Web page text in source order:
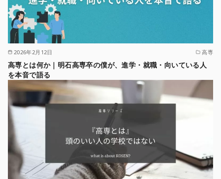
2026年2月12日 高専
高専とは何か｜明石高専卒の僕が、進学・就職・向いている人
を本音で語る